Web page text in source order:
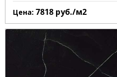
Цена: 7818 руб./м2